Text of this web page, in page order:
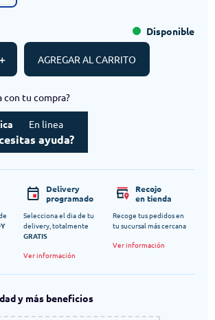
＋
Disponible
AGREGAR AL CARRITO
con tu compra?
En linea
ayuda?
Delivery
programado
Selecciona el dia de tu
delivery, totalmente
GRATIS
Ver información
Recojo
en tienda
Recoge tus pedidos en
tu sucursal más cercana
Ver información
y más beneficios